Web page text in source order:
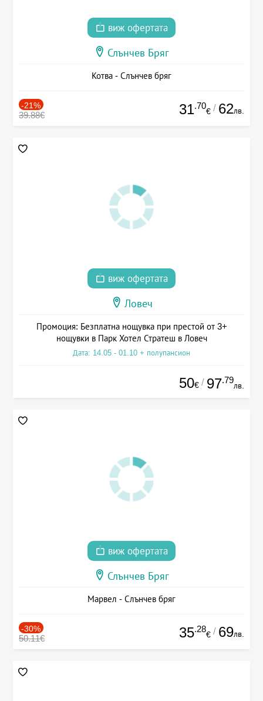
виж офертата
Слънчев Бряг
Котва - Слънчев бряг
-21%
39.88€ 31.70
€ / 62лв.
виж офертата
Ловеч
Промоция: Безплатна нощувка при престой от 3+
нощувки в Парк Хотел Стратеш в Ловеч
Дата: 14.05 - 01.10 + полупансион
50€ / 97.79
лв.
виж офертата
Слънчев Бряг
Марвел - Слънчев бряг
-30%
50.11€ 35.28
€ / 69лв.